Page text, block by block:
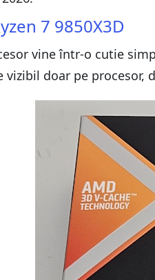
7 9850X3D
vine într-o cutie
doar pe procesor,